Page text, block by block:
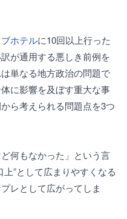
ホテルに10回以上行った
が通用する悪しき前例を
単なる地方政治の問題で
に影響を及ぼす重大な事
ら考えられる問題点を3つ
何もなかった」という言
”として広まりやすくなる
レとして広がってしま